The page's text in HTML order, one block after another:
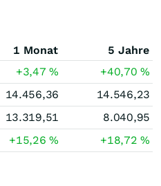
1 Monat
5 Jahre
+3,47% +40,70%
14.456,36
14.546,23
13.319,51
8.040,95
+15,26% +18,72%